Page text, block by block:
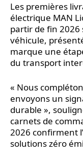
Les premières
électrique MAN
partir de fin 2026
véhicule,
marque une
du transport
« Nous
envoyons un
durable »,
carnets de
2026 confirment
solutions zéro